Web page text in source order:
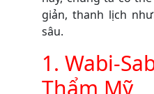
giản, thanh lịch
sâu.
1. Wabi-
Thẩm Mỹ